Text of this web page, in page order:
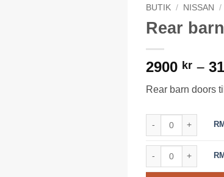
BUTIK / NISSAN /
Rear
2900 kr –
Rear barn doors
RM10-LB P // Barn
RM10-RB P // Barn